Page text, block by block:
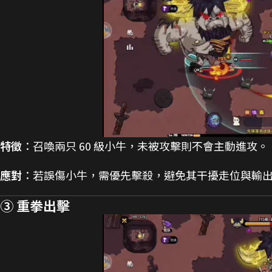
特徵 ：召喚兩只 60 級小牛，未被攻擊則不會主動進攻。
應對 ：若誤傷小牛，需優先擊殺，避免其干擾走位與輸
③ 重拳出擊